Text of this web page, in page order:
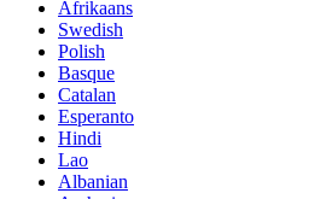
Afrikaans
Swedish
Polish
Basque
Catalan
Esperanto
Hindi
Lao
Albanian